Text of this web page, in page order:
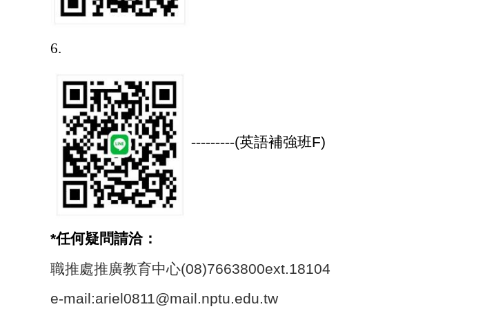
6.
---------(英語補強班F)
*任何疑問請洽：
職推處推廣教育中心(08)7663800ext.18104
e-mail:ariel0811@mail.nptu.edu.tw